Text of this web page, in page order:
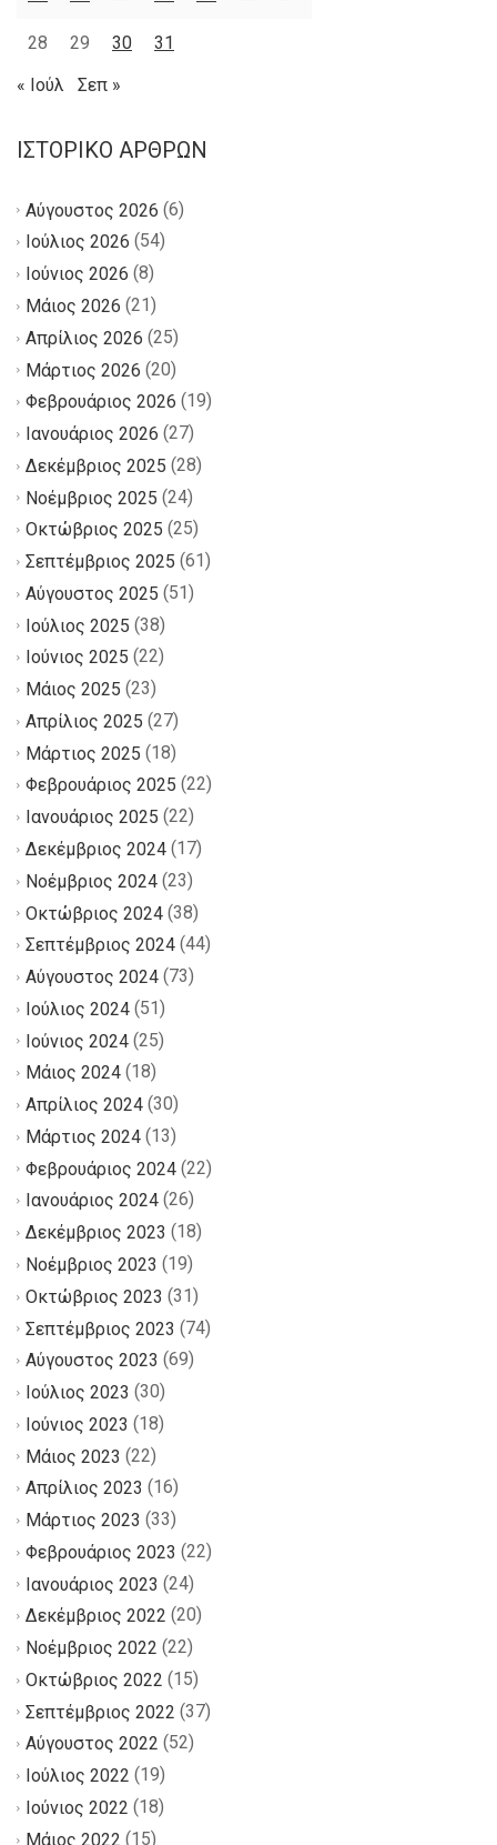
28 29 30
31
« Ιούλ
Σεπ »
ΙΣΤΟΡΙΚΌ ΆΡΘΡΩΝ
Αύγουστος 2026 (6)
Ιούλιος 2026 (54)
Ιούνιος 2026 (8)
Μάιος 2026 (21)
Απρίλιος 2026 (25)
Μάρτιος 2026 (20)
Φεβρουάριος 2026 (19)
Ιανουάριος 2026 (27)
Δεκέμβριος 2025 (28)
Νοέμβριος 2025 (24)
Οκτώβριος 2025 (25)
Σεπτέμβριος 2025 (61)
Αύγουστος 2025 (51)
Ιούλιος 2025 (38)
Ιούνιος 2025 (22)
Μάιος 2025 (23)
Απρίλιος 2025 (27)
Μάρτιος 2025 (18)
Φεβρουάριος 2025 (22)
Ιανουάριος 2025 (22)
Δεκέμβριος 2024 (17)
Νοέμβριος 2024 (23)
Οκτώβριος 2024 (38)
Σεπτέμβριος 2024 (44)
Αύγουστος 2024 (73)
Ιούλιος 2024 (51)
Ιούνιος 2024 (25)
Μάιος 2024 (18)
Απρίλιος 2024 (30)
Μάρτιος 2024 (13)
Φεβρουάριος 2024 (22)
Ιανουάριος 2024 (26)
Δεκέμβριος 2023 (18)
Νοέμβριος 2023 (19)
Οκτώβριος 2023 (31)
Σεπτέμβριος 2023 (74)
Αύγουστος 2023 (69)
Ιούλιος 2023 (30)
Ιούνιος 2023 (18)
Μάιος 2023 (22)
Απρίλιος 2023 (16)
Μάρτιος 2023 (33)
Φεβρουάριος 2023 (22)
Ιανουάριος 2023 (24)
Δεκέμβριος 2022 (20)
Νοέμβριος 2022 (22)
Οκτώβριος 2022 (15)
Σεπτέμβριος 2022 (37)
Αύγουστος 2022 (52)
Ιούλιος 2022 (19)
Ιούνιος 2022 (18)
Μάιος 2022 (15)